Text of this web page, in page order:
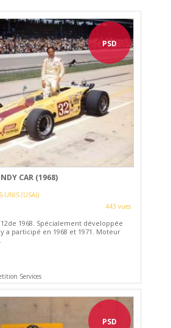
PSD
CAR (1968)
UNIS (USA))
443 vues
1968. Spécialement développée
a participé en 1968 et 1971. Moteur
Services
PSD